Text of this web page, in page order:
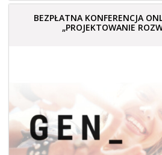
BEZPŁATNA KONFERENCJA
„PROJEKTOWANIE